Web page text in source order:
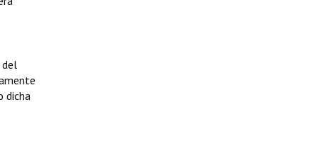
dicha